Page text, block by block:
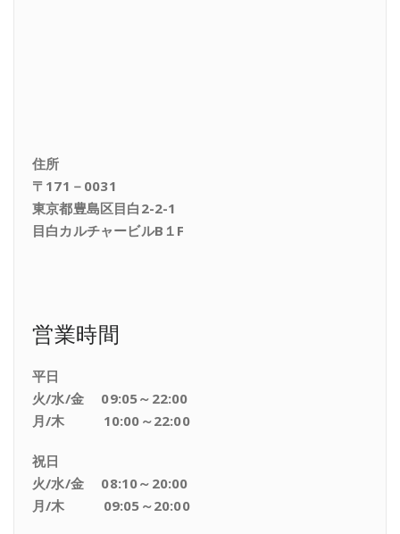
住所
〒171－0031
東京都豊島区目白2-2-1
目白カルチャービルB１F
営業時間
平日
火/水/金 09:05～22:00
月/木 10:00～22:00
祝日
火/水/金 08:10～20:00
月/木 09:05～20:00